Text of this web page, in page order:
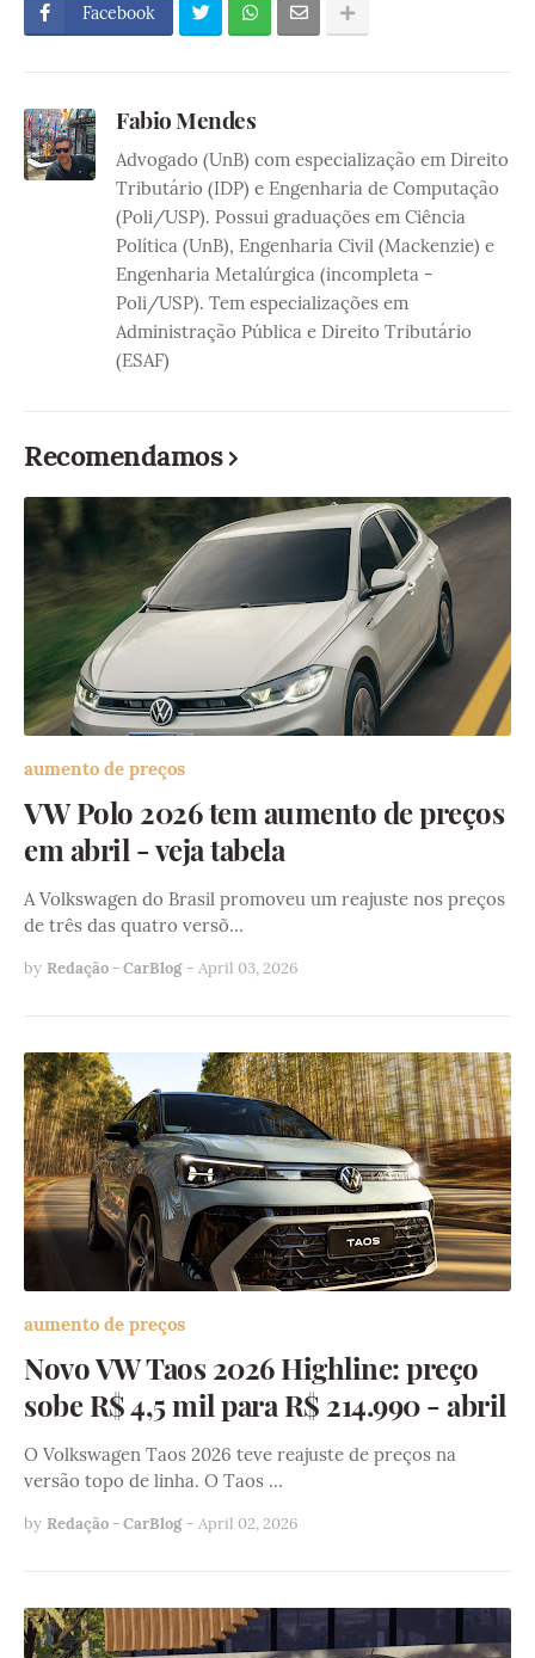
Facebook
Fabio Mendes
Advogado (UnB) com especialização em Direito
Tributário (IDP) e Engenharia de Computação
(Poli/USP). Possui graduações em Ciência
Política (UnB), Engenharia Civil (Mackenzie) e
Engenharia Metalúrgica (incompleta -
Poli/USP). Tem especializações em
Administração Pública e Direito Tributário
(ESAF)
Recomendamos
aumento de preços
VW Polo 2026 tem aumento de preços
em abril - veja tabela
A Volkswagen do Brasil promoveu um reajuste nos preços
de três das quatro versõ…
by Redação - CarBlog - April 03, 2026
aumento de preços
Novo VW Taos 2026 Highline: preço
sobe R$ 4,5 mil para R$ 214.990 - abril
O Volkswagen Taos 2026 teve reajuste de preços na
versão topo de linha. O Taos …
by Redação - CarBlog - April 02, 2026